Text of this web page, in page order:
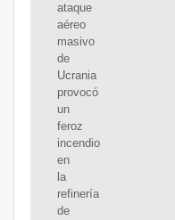
ataque
aéreo
masivo
de
Ucrania
provocó
un
feroz
incendio
en
la
refinería
de